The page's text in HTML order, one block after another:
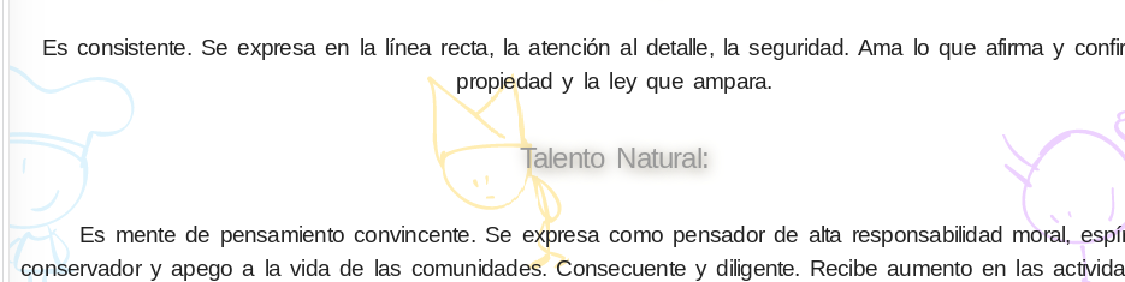
Es consistente. Se expresa en la línea recta, la atención al detalle, la seguridad. Ama lo que afirma y
propiedad y la ley que ampara.
Talento Natural:
Es mente de pensamiento convincente. Se expresa como pensador de alta responsabilidad moral,
conservador y apego a la vida de las comunidades. Consecuente y diligente. Recibe aumento en las